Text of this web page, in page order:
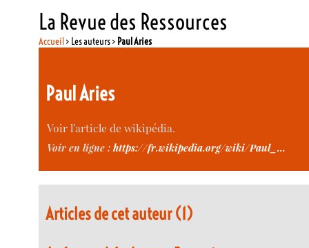
La Revue des Ressources
Accueil> Les auteurs > Paul Aries
Paul Aries
Voir l’article de wikipédia.
Voir en ligne :https://fr.wikipedia.org/wiki/Paul_...
Articles de cet auteur (1)